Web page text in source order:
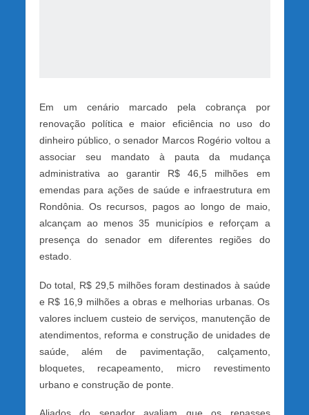
Em um cenário marcado pela cobrança por
renovação política e maior eficiência no uso do
dinheiro público, o senador Marcos Rogério voltou a
associar seu mandato à pauta da mudança
administrativa ao garantir R$ 46,5 milhões em
emendas para ações de saúde e infraestrutura em
Rondônia. Os recursos, pagos ao longo de maio,
alcançam ao menos 35 municípios e reforçam a
presença do senador em diferentes regiões do
estado.
Do total, R$ 29,5 milhões foram destinados à saúde
e R$ 16,9 milhões a obras e melhorias urbanas. Os
valores incluem custeio de serviços, manutenção de
atendimentos, reforma e construção de unidades de
saúde, além de pavimentação, calçamento,
bloquetes, recapeamento, micro revestimento
urbano e construção de ponte.